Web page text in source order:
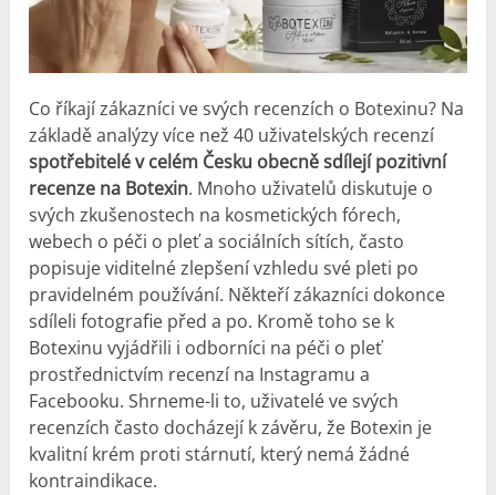
Co říkají zákazníci ve svých recenzích o Botexinu? Na
základě analýzy více než 40 uživatelských recenzí
spotřebitelé v celém Česku obecně sdílejí pozitivní
recenze na Botexin. Mnoho uživatelů diskutuje o
svých zkušenostech na kosmetických fórech,
webech o péči o pleť a sociálních sítích, často
popisuje viditelné zlepšení vzhledu své pleti po
pravidelném používání. Někteří zákazníci dokonce
sdíleli fotografie před a po. Kromě toho se k
Botexinu vyjádřili i odborníci na péči o pleť
prostřednictvím recenzí na Instagramu a
Facebooku. Shrneme-li to, uživatelé ve svých
recenzích často docházejí k závěru, že Botexin je
kvalitní krém proti stárnutí, který nemá žádné
kontraindikace.